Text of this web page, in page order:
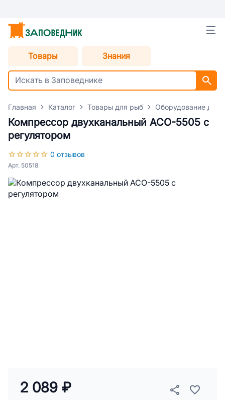
Товары Знания
Главная Каталог Товары для рыб Оборудование для
Компрессор двухканальный АСО-5505 с
регулятором
0 отзывов
Арт. 50518
2 089 ₽